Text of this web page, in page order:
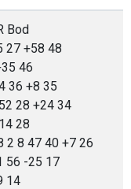
Bod
27 +58 48
46
36 +8 35
28 +24 34
28
2 8 47 40 +7 26
56 -25 17
14